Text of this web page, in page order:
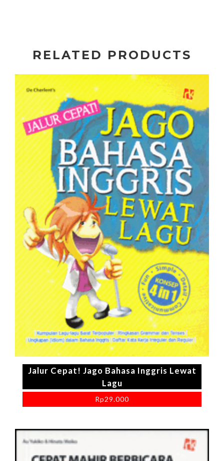
RELATED PRODUCTS
Jalur Cepat! Jago Bahasa Inggris Lewat
Lagu
Rp29.000